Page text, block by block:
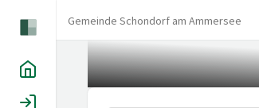
Gemeinde Schondorf am Ammersee